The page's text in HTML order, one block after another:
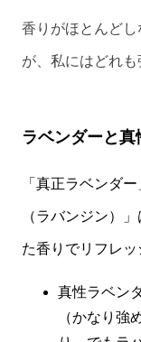
香りがほとんど
が、私にはどれも
ラベンダーと
「真正ラベンダ
（ラバンジン）
た香りでリフレッ
真性ラベン
（かなり強